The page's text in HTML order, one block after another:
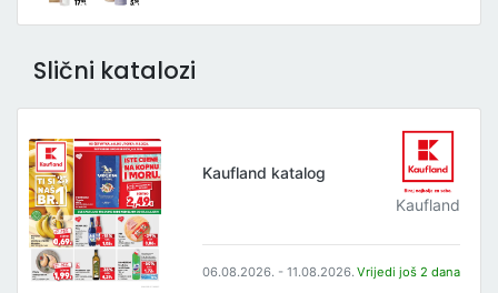
Slični katalozi
Kaufland katalog
Kaufland
06.08.2026. - 11.08.2026. Vrijedi još 2 dana